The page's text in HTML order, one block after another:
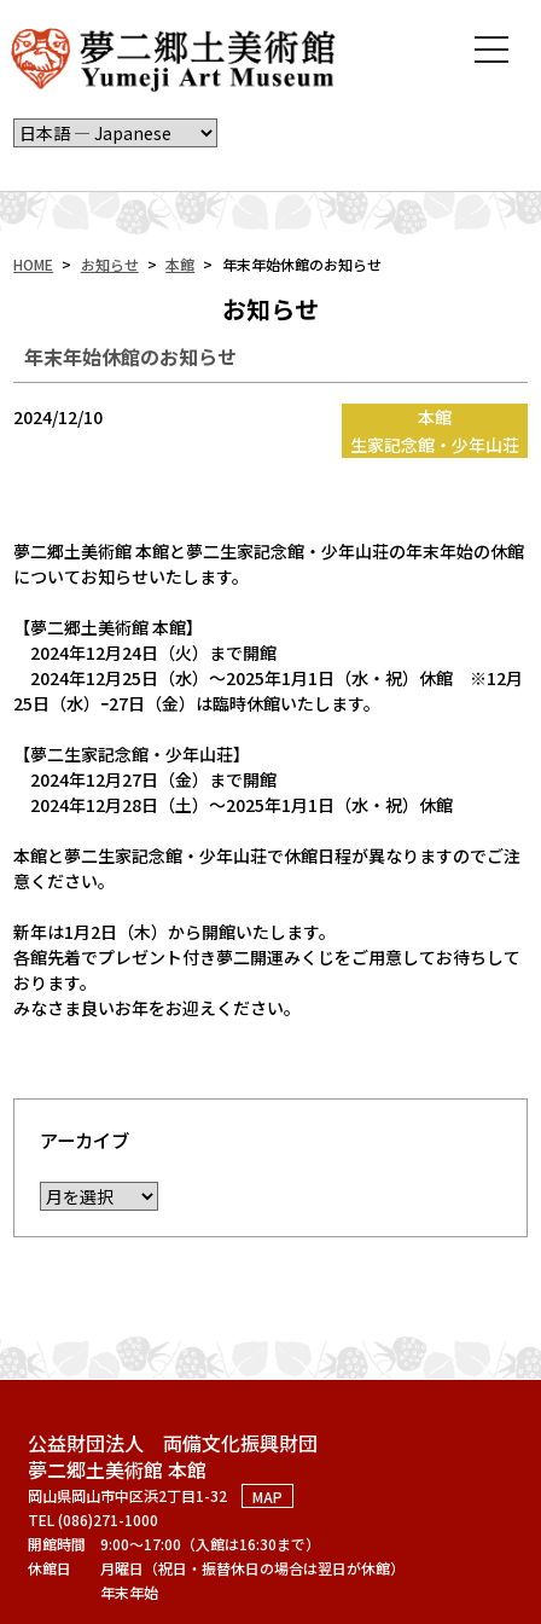
t
n
o
n
HOME > お知らせ > 本館 > 年末年始休館のお知らせ
お知らせ
年末年始休館のお知らせ
2024/12/10
本館
生家記念館・少年山荘
夢二郷土美術館 本館と夢二生家記念館・少年山荘の年末年始の休館
についてお知らせいたします。
【夢二郷土美術館 本館】
2024年12月24日（火）まで開館
2024年12月25日（水）～2025年1月1日（水・祝）休館 ※12月
25日（水）ｰ27日（金）は臨時休館いたします。
【夢二生家記念館・少年山荘】
2024年12月27日（金）まで開館
2024年12月28日（土）～2025年1月1日（水・祝）休館
本館と夢二生家記念館・少年山荘で休館日程が異なりますのでご注
意ください。
新年は1月2日（木）から開館いたします。
各館先着でプレゼント付き夢二開運みくじをご用意してお待ちして
おります。
みなさま良いお年をお迎えください。
アーカイブ
公益財団法人 両備文化振興財団
夢二郷土美術館 本館
岡山県岡山市中区浜2丁目1-32
MAP
TEL (086)271-1000
開館時間
9:00～17:00（入館は16:30まで）
休館日
月曜日（祝日・振替休日の場合は翌日が休館）
年末年始